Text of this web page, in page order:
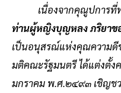
เนื่องจากคุณูปการที่ท่
ท่านผู้หญิงบุญหลง ภริยาข
เป็นอนุสรณ์แห่งคุณความดี
มติคณะรัฐมนตรี ได้แต่งตั้ง
มกราคม พ.ศ.๒๔๙๓ เชิญช